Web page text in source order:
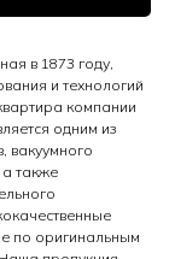
в 1873 году,
и технологий
компании
одним из
вакуумного
а также
по оригинальным